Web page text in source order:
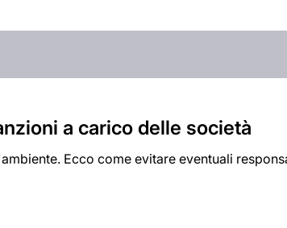
a carico delle società
Ecco come evitare eventuali